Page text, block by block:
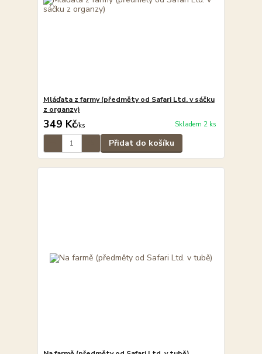
Mláďata z farmy (předměty od Safari Ltd. v sáčku
z organzy)
349 Kč/ks Skladem 2 ks
Přidat do košíku